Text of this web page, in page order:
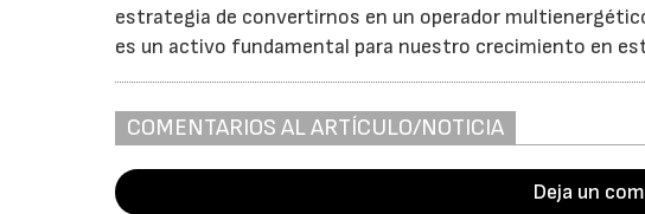
estrategia de convertirnos en un operador
es un activo fundamental para nuestro crecimiento en
COMENTARIOS AL ARTÍCULO/NOTICIA
Deja un